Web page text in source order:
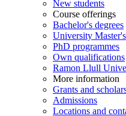
New students
Course offerings
Bachelor's degrees
University Master's
PhD programmes
Own qualifications
Ramon Llull
More information
Grants and
Admissions
Locations and